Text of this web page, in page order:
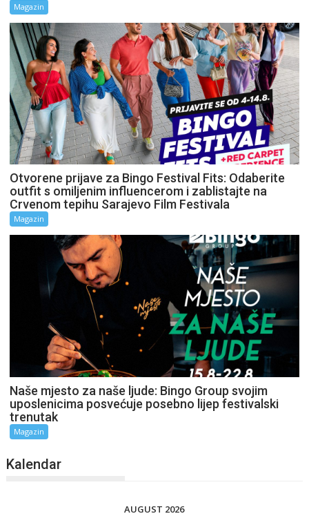
Magazin
Otvorene prijave za Bingo Festival Fits: Odaberite
outfit s omiljenim influencerom i zablistajte na
Crvenom tepihu Sarajevo Film Festivala
Magazin
Naše mjesto za naše ljude: Bingo Group svojim
uposlenicima posvećuje posebno lijep festivalski
trenutak
Magazin
Kalendar
AUGUST 2026